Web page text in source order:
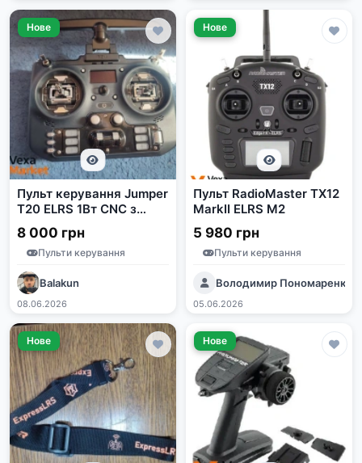
Нове
Пульт керування Jumper
T20 ELRS 1Вт CNC з
алюмінієвим
механізмом стіків
8 000 грн
Пульти керування
Balakun
08.06.2026
Нове
Пульт RadioMaster TX12
MarkII ELRS M2
5 980 грн
Пульти керування
Володимир Пономаренко
05.06.2026
Нове Нове